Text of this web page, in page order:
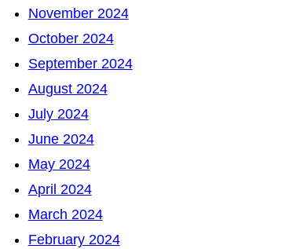
November 2024
October 2024
September 2024
August 2024
July 2024
June 2024
May 2024
April 2024
March 2024
February 2024